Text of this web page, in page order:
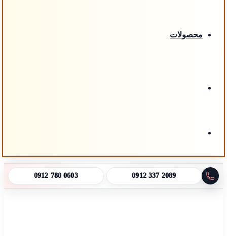
محصولات
برای 0912 780 0603 0912 337 2089